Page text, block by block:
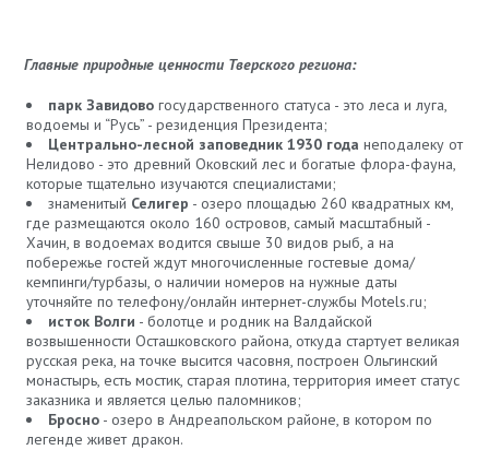
Главные природные ценности Тверского региона:
парк Завидовогосударственного статуса - это леса и луга,
водоемы и “Русь” - резиденция Президента;
Центрально-лесной заповедник 1930 года неподалеку от
Нелидово - это древний Оковский лес и богатые флора-фауна,
которые тщательно изучаются специалистами;
знаменитый Селигер - озеро площадью 260 квадратных км,
где размещаются около 160 островов, самый масштабный -
Хачин, в водоемах водится свыше 30 видов рыб, а на
побережье гостей ждут многочисленные гостевые дома/
кемпинги/турбазы, о наличии номеров на нужные даты
уточняйте по телефону/онлайн интернет-службы Motels.ru;
исток Волги - болотце и родник на Валдайской
возвышенности Осташковского района, откуда стартует великая
русская река, на точке высится часовня, построен Ольгинский
монастырь, есть мостик, старая плотина, территория имеет статус
заказника и является целью паломников;
Бросно- озеро в Андреапольском районе, в котором по
легенде живет дракон.